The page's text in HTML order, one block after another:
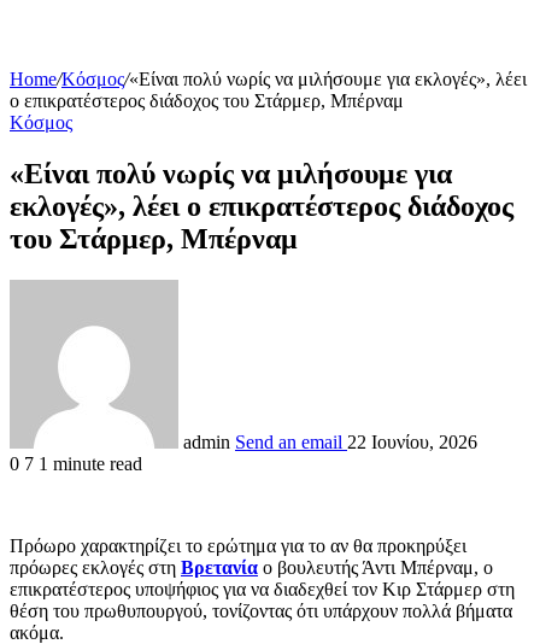
Home/Κόσμος/«Είναι πολύ νωρίς να μιλήσουμε για εκλογές», λέει
ο επικρατέστερος διάδοχος του Στάρμερ, Μπέρναμ
Κόσμος
«Είναι πολύ νωρίς να μιλήσουμε για
εκλογές», λέει ο επικρατέστερος διάδοχος
του Στάρμερ, Μπέρναμ
admin Send an email 22 Ιουνίου, 2026
0 7 1 minute read
Πρόωρο χαρακτηρίζει το ερώτημα για το αν θα προκηρύξει
πρόωρες εκλογές στη Βρετανία ο βουλευτής Άντι Μπέρναμ, ο
επικρατέστερος υποψήφιος για να διαδεχθεί τον Κιρ Στάρμερ στη
θέση του πρωθυπουργού, τονίζοντας ότι υπάρχουν πολλά βήματα
ακόμα.